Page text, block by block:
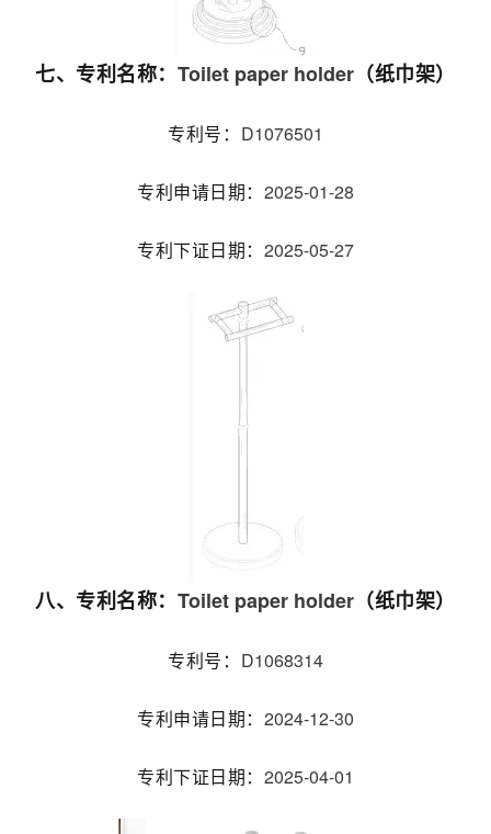
七、专利名称：Toilet paper holder （纸巾架）
专利号： D1076501
专利申请日期： 2025-01-28
专利下证日期： 2025-05-27
八、专利名称：Toilet paper holder （纸巾架）
专利号： D1068314
专利申请日期： 2024-12-30
专利下证日期： 2025-04-01